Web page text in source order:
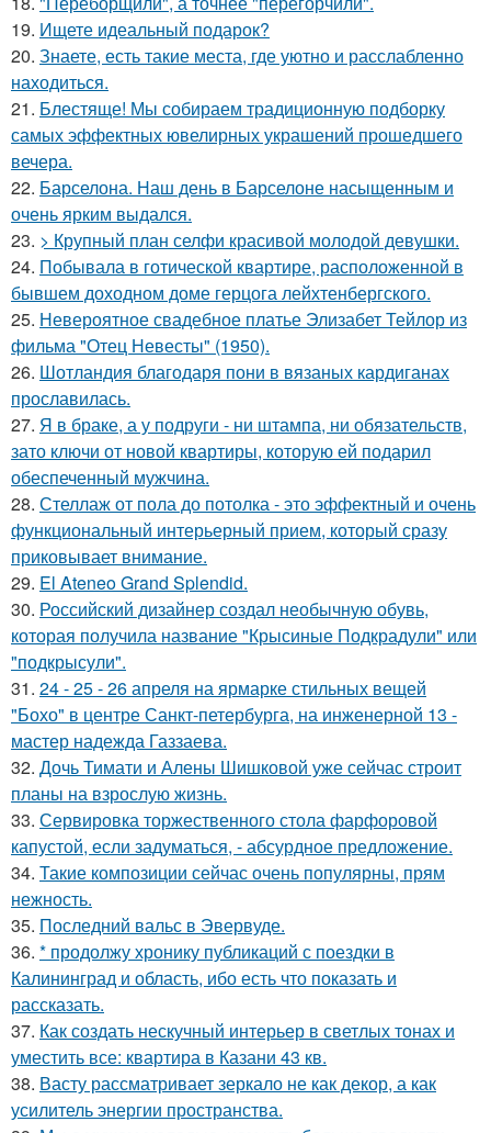
19. Ищете идеальный подарок?
20. Знаете, есть такие места, где уютно и расслабленно
находиться.
21. Блестяще! Мы собираем традиционную подборку
самых эффектных ювелирных украшений прошедшего
вечера.
22. Барселона. Наш день в Барселоне насыщенным и
очень ярким выдался.
23. > Крупный план селфи красивой молодой девушки.
24. Побывала в готической квартире, расположенной в
бывшем доходном доме герцога лейхтенбергского.
25. Невероятное свадебное платье Элизабет Тейлор из
фильма "Отец Невесты" (1950).
26. Шотландия благодаря пони в вязаных кардиганах
прославилась.
27. Я в браке, а у подруги - ни штампа, ни обязательств,
зато ключи от новой квартиры, которую ей подарил
обеспеченный мужчина.
28. Стеллаж от пола до потолка - это эффектный и очень
функциональный интерьерный прием, который сразу
приковывает внимание.
29. El Ateneo Grand Splendid.
30. Российский дизайнер создал необычную обувь,
которая получила название "Крысиные Подкрадули" или
"подкрысули".
31. 24 - 25 - 26 апреля на ярмарке стильных вещей
"Бохо" в центре Санкт-петербурга, на инженерной 13 -
мастер надежда Газзаева.
32. Дочь Тимати и Алены Шишковой уже сейчас строит
планы на взрослую жизнь.
33. Сервировка торжественного стола фарфоровой
капустой, если задуматься, - абсурдное предложение.
34. Такие композиции сейчас очень популярны, прям
нежность.
35. Последний вальс в Эвервуде.
36. * продолжу хронику публикаций с поездки в
Калининград и область, ибо есть что показать и
рассказать.
37. Как создать нескучный интерьер в светлых тонах и
уместить все: квартира в Казани 43 кв.
38. Васту рассматривает зеркало не как декор, а как
усилитель энергии пространства.